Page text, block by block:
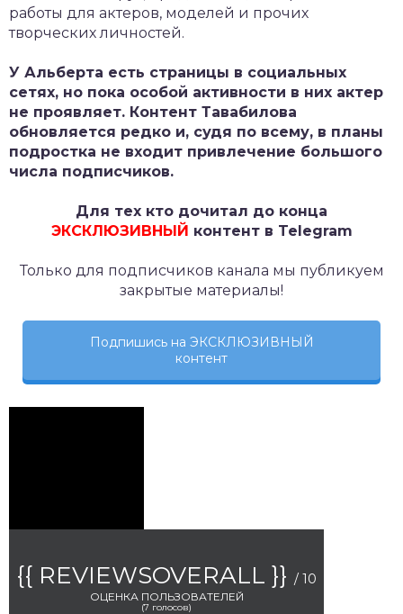
работы для актеров, моделей и прочих
творческих личностей.
У Альберта есть страницы в социальных
сетях, но пока особой активности в них актер
не проявляет. Контент Тавабилова
обновляется редко и, судя по всему, в планы
подростка не входит привлечение большого
числа подписчиков.
Для тех кто дочитал до конца
ЭКСКЛЮЗИВНЫЙ контент в Telegram
Только для подписчиков канала мы публикуем
закрытые материалы!
Подпишись на ЭКСКЛЮЗИВНЫЙ
контент
{{ REVIEWSOVERALL }} / 10
ОЦЕНКА ПОЛЬЗОВАТЕЛЕЙ
(7 голосов)